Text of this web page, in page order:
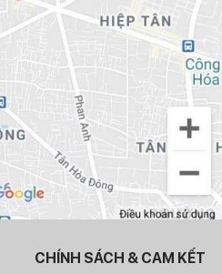
CHÍNH SÁCH & CAM KẾT